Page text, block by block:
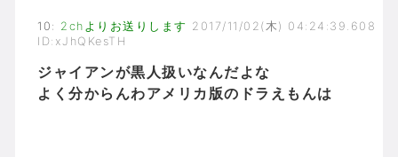
10 : 2chよりお送りします 2017/11/02(木) 04:24:39.608
ID:xJhQKesTH
ジャイアンが黒人扱いなんだよな
よく分からんわアメリカ版のドラえもんは